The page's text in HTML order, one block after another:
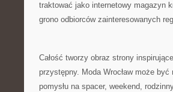
traktować jako internetowy magazyn
grono odbiorców zainteresowanych
Całość tworzy obraz strony
przystępny. Moda Wrocław może
pomysłu na spacer, weekend,